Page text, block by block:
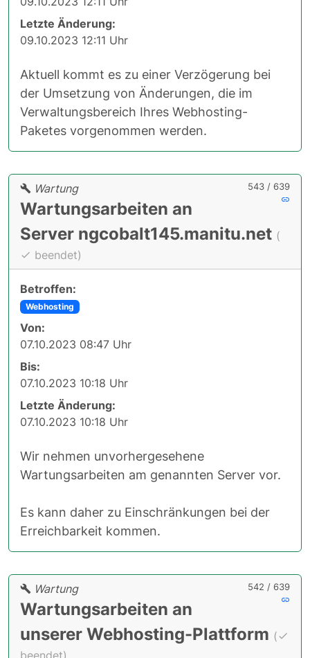
Letzte Änderung:
09.10.2023 12:11 Uhr
Aktuell kommt es zu einer Verzögerung bei
der Umsetzung von Änderungen, die im
Verwaltungsbereich Ihres Webhosting-
Paketes vorgenommen werden.
543 / 639
Wartung
Wartungsarbeiten an
Server ngcobalt145.manitu.net (
beendet)
Betroffen:
Webhosting
Von:
07.10.2023 08:47 Uhr
Bis:
07.10.2023 10:18 Uhr
Letzte Änderung:
07.10.2023 10:18 Uhr
Wir nehmen unvorhergesehene
Wartungsarbeiten am genannten Server vor.
Es kann daher zu Einschränkungen bei der
Erreichbarkeit kommen.
542 / 639
Wartung
Wartungsarbeiten an
unserer Webhosting-Plattform (